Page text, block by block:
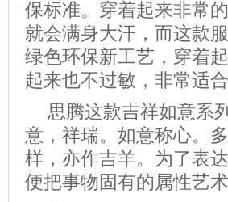
保标准。穿着起来非常
就会满身大汗，而这款
绿色环保新工艺，穿着
起来也不过敏，非常适
思腾这款吉祥如意系
意，祥瑞。如意称心。
样，亦作吉羊。为了表
便把事物固有的属性艺